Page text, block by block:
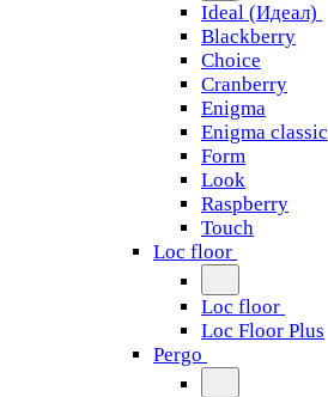
Ideal (Идеал)
Blackberry
Choice
Cranberry
Enigma
Enigma classic
Form
Look
Raspberry
Touch
Loc floor
Loc floor
Loc Floor Plus
Pergo